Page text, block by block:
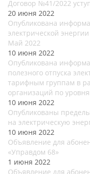
Договор №41/2022
20 июня 2022
Опубликована
электрической
Май 2022
10 июня 2022
Опубликована
полезного отпуска
тарифным группам в
организаций по
10 июня 2022
Опубликованы
на электрическую
10 июня 2022
Объявление для
«Управдом 68»
1 июня 2022
Объявление для